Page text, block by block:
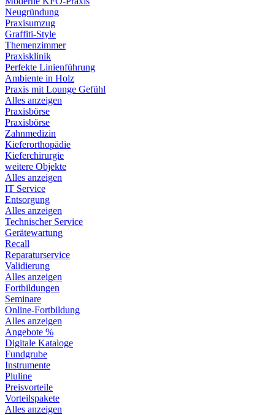
Neugründung
Praxisumzug
Graffiti-Style
Themenzimmer
Praxisklinik
Perfekte Linienführung
Ambiente in Holz
Praxis mit Lounge Gefühl
Alles anzeigen
Praxisbörse
Praxisbörse
Zahnmedizin
Kieferorthopädie
Kieferchirurgie
weitere Objekte
Alles anzeigen
IT Service
Entsorgung
Alles anzeigen
Technischer Service
Gerätewartung
Recall
Reparaturservice
Validierung
Alles anzeigen
Fortbildungen
Seminare
Online-Fortbildung
Alles anzeigen
Angebote %
Digitale Kataloge
Fundgrube
Instrumente
Pluline
Preisvorteile
Vorteilspakete
Alles anzeigen